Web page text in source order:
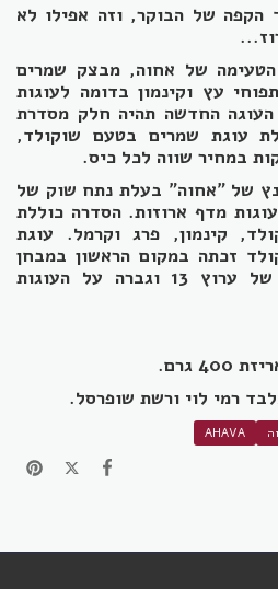
של הבוקר, וזה אפילו לא
של אחוה, מבצק שמרים
עץ וקינמון בדומה לעוגות
העוגה החדשה תהיה חלק מסדרת
עוגת שמרים בטעם שוקולד,
במחיר שווה לכל כיס.
של "אחוה" בעלת נתח שוק של
בשוק העוגות מדף ארוזות. הסדרה כוללת
קינמון, פרג וקרמל. עוגת
זכתה במקום הראשון במבחן
עוגות השמרים המוכנות של ערוץ 13 וגברה על העוגות
רמי לוי ורשת שופרסל.
AHAVA